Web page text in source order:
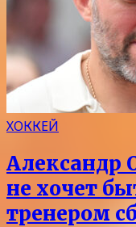
ХОККЕЙ
Александр
не хочет
тренером